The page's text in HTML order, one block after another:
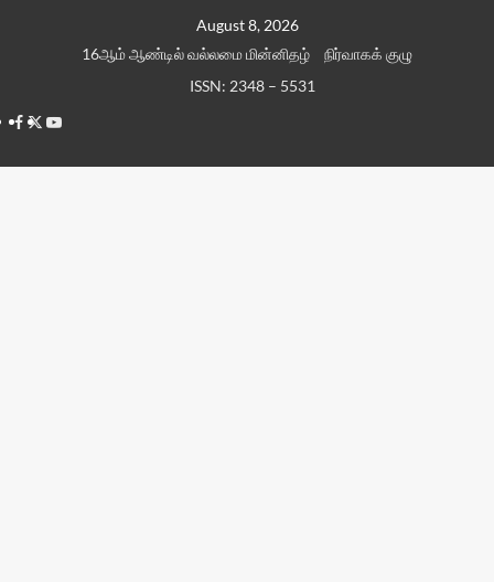
August 8, 2026
16ஆம் ஆண்டில் வல்லமை மின்னிதழ்
நிர்வாகக் குழு
ISSN: 2348 – 5531
Facebook
TwitterYoutube